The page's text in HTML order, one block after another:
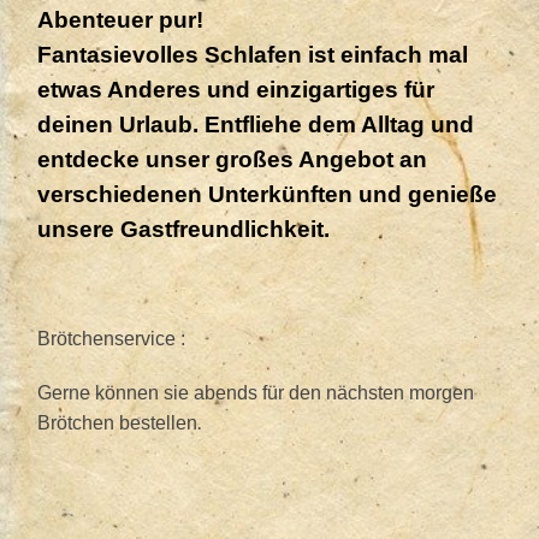
Abenteuer pur!
Fantasievolles Schlafen ist einfach mal
etwas Anderes und einzigartiges für
deinen Urlaub. Entfliehe dem Alltag und
entdecke unsergroßes Angebot an
verschiedenen Unterkünften und genieße
unsere Gastfreundlichkeit.
Brötchenservice :
Gerne können sie abends für den nächsten morgen
Brötchen bestellen.